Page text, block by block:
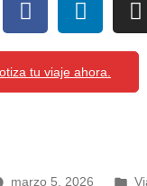
tu viaje ahora.
marzo 5, 2026